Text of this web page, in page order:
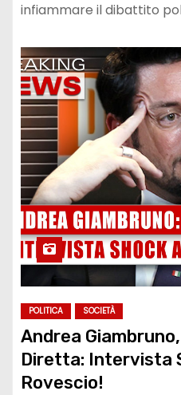
infiammare il dibattito
POLITICA SOCIETÀ
Andrea
Diretta: Intervista
Rovescio!